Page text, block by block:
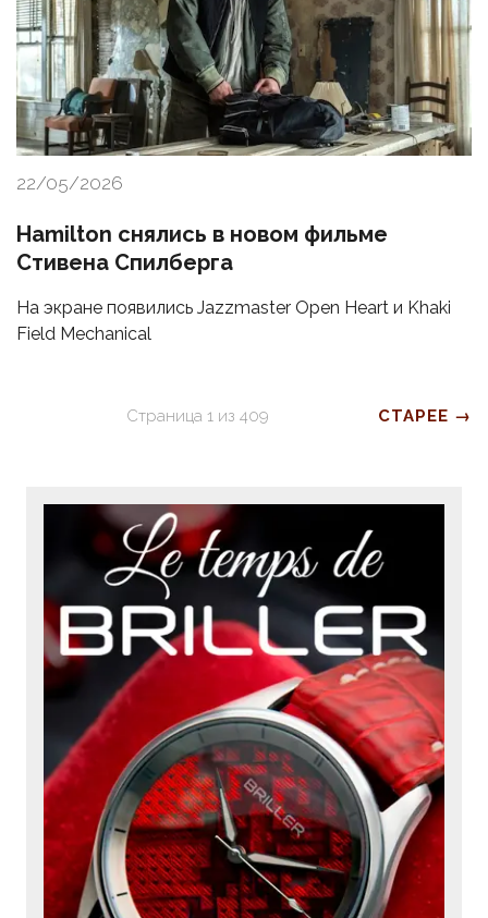
22/05/2026
Hamilton снялись в новом фильме
Стивена Спилберга
На экране появились Jazzmaster Open Heart и Khaki
Field Mechanical
Страница 1из 409 СТАРЕЕ →